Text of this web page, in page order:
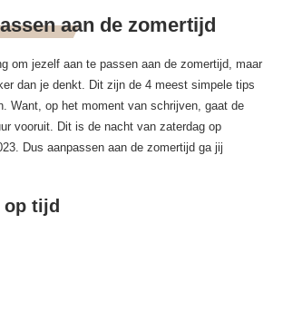
aan de zomertijd
om jezelf aan te passen aan de zomertijd, maar
dan je denkt. Dit zijn de 4 meest simpele tips
Want, op het moment van schrijven, gaat de
vooruit. Dit is de nacht van zaterdag op
Dus aanpassen aan de zomertijd ga jij
tijd